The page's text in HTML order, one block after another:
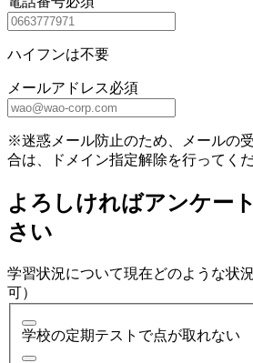
ハイフンは不要
メールアドレス必須
※迷惑メール防止のため、メールの
合は、ドメイン指定解除を行ってくだ
よろしければアンケー
さい
学習状況について現在どのような状
可）
学校の定期テストで点が取れない